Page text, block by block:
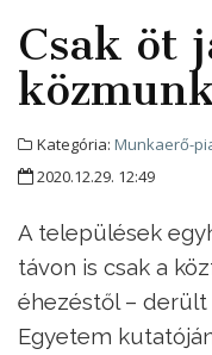
Csak öt
Kategória: Munkaerő-
2020.12.29. 12:49
A települések
távon is csak a
éhezéstől – derült
Egyetem